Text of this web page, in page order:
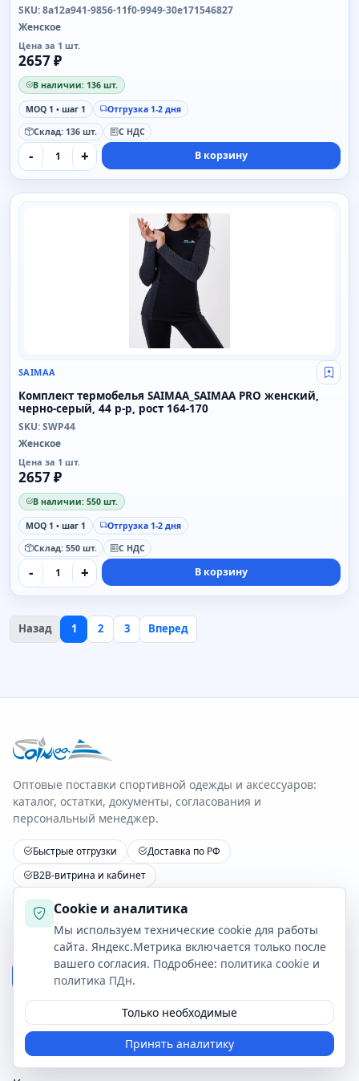
SKU: 8a12a941-9856-11f0-9949-30e171546827
Женское
Цена за 1 шт.
2657 ₽
В наличии: 136 шт.
MOQ 1 • шаг 1
Отгрузка 1-2 дня
Склад: 136 шт.
С НДС
- + В корзину
SAIMAA
SAIMAA Свой
Комплект термобелья SAIMAA_SAIMAA PRO женский,
черно-серый, 44 р-р, рост 164-170
SKU: SWP44
Женское
Цена за 1 шт.
2657 ₽
В наличии: 550 шт.
MOQ 1 • шаг 1
Отгрузка 1-2 дня
Склад: 550 шт.
С НДС
- + В корзину
Назад 1 2 3 Вперед
Оптовые поставки спортивной одежды и аксессуаров:
каталог, остатки, документы, согласования и
персональный менеджер.
Быстрые отгрузки
Доставка по РФ
B2B-витрина и кабинет
Получать обновления прайса
Подписаться
согласие на обработку персональных данных
и
подтверждаю ознакомление сПолитикой ПДн.
Пользовательское соглашение
Cookie и аналитика
Мы используем технические cookie для работы
сайта. Яндекс.Метрика включается только после
вашего согласия. Подробнее: политика cookie и
политика ПДн.
Только необходимые
Принять аналитику